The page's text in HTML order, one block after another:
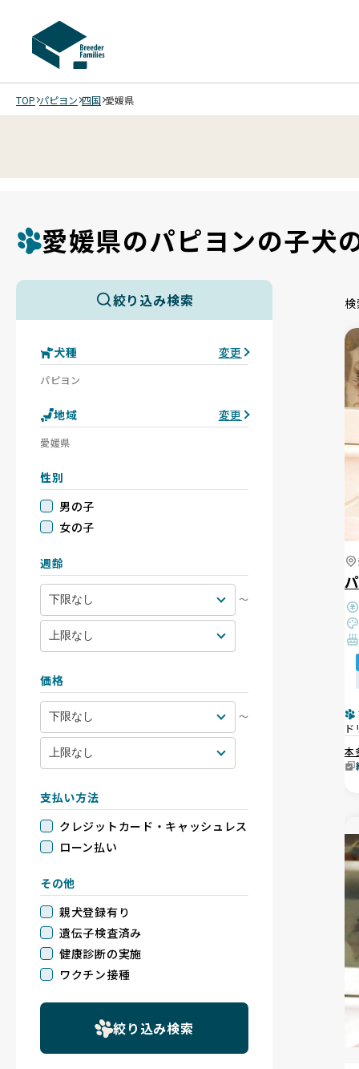
TOP パピヨン 四国 愛媛県
愛媛県のパピヨンの子犬
絞り込み検索
犬種 変更
パピヨン
地域 変更
愛媛県
性別
男の子
女の子
週齢
〜
価格
〜
支払い方法
クレジットカード・キャッシュレス
ローン払い
その他
親犬登録有り
遺伝子検査済み
健康診断の実施
ワクチン接種
絞り込み検索
ド
本